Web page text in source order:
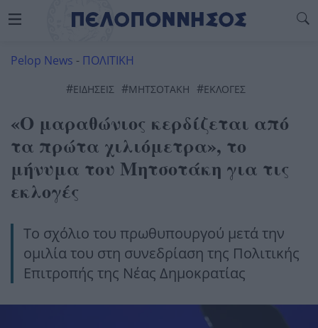
Pelop News - ΠΟΛΙΤΙΚΗ
#ΕΙΔΗΣΕΙΣ #ΜΗΤΣΟΤΆΚΗ #ΕΚΛΟΓΈΣ
«Ο μαραθώνιος κερδίζεται από
τα πρώτα χιλιόμετρα», το
μήνυμα του Μητσοτάκη για τις
εκλογές
Το σχόλιο του πρωθυπουργού μετά την
ομιλία του στη συνεδρίαση της Πολιτικής
Επιτροπής της Νέας Δημοκρατίας